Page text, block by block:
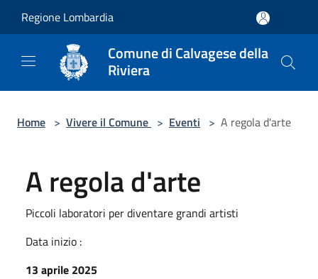
Regione Lombardia
Comune di Calvagese della
Riviera
Home > Vivere il Comune > Eventi > A regola d'arte
A regola d'arte
Piccoli laboratori per diventare grandi artisti
Data inizio :
13 aprile 2025